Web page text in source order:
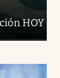
HOY